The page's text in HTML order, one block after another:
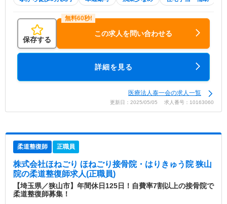
保存する
この求人を問い合わせる
詳細を見る
医療法人泰一会の求人一覧
更新日：2025/05/05 求人番号：10163060
柔道整復師 正職員
株式会社ほねごり ほねごり接骨院・はりきゅう院 狭山
院の柔道整復師求人(正職員)
【埼玉県／狭山市】年間休日125日！自費率7割以上の接骨院で
柔道整復師募集！